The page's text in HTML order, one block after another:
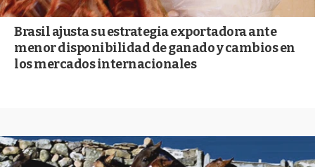
Brasil ajusta su estrategia exportadora ante
menor disponibilidad de ganado y cambios en
los mercados internacionales